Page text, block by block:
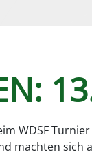
WDSF
machten sich